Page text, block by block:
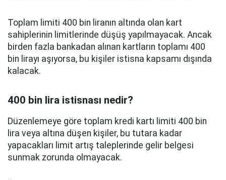
Toplam limiti 400 bin liranın altında olan kart
sahiplerinin limitlerinde düşüş yapılmayacak. Ancak
birden fazla bankadan alınan kartların toplamı 400
bin lirayı aşıyorsa, bu kişiler istisna kapsamı dışında
kalacak.
400 bin lira istisnası nedir?
Düzenlemeye göre toplam kredi kartı limiti 400 bin
lira veya altına düşen kişiler, bu tutara kadar
yapacakları limit artış taleplerinde gelir belgesi
sunmak zorunda olmayacak.